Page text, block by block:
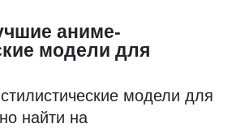
аниме-
модели для
модели для
найти на